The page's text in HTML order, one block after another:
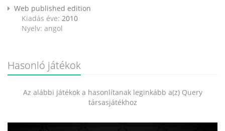
Web published edition
Kiadás éve: 2010
Nyelv: angol
Hasonló játékok
Az alábbi játékok a hasonlítanak leginkább a(z) Query
társasjátékhoz